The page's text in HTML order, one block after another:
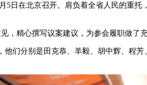
在北京召开。肩负着全省人民的重托
精心撰写议案建议，为参会履职做了充
们分别是田克恭、羊毅、胡中辉、程芳